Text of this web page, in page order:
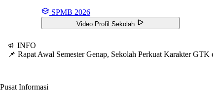
SPMB 2026
Video Profil Sekolah
INFO
📌 Rapat Awal Semester Genap, Sekolah Perkuat Karakter GTK
Pusat Informasi